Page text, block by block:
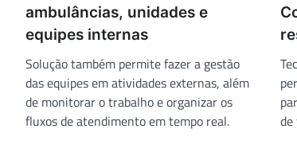
ambulâncias, unidades e
equipes internas
Solução também permite fazer a gestão
das equipes em atividades externas, além
de monitorar o trabalho e organizar os
fluxos de atendimento em tempo real.
de